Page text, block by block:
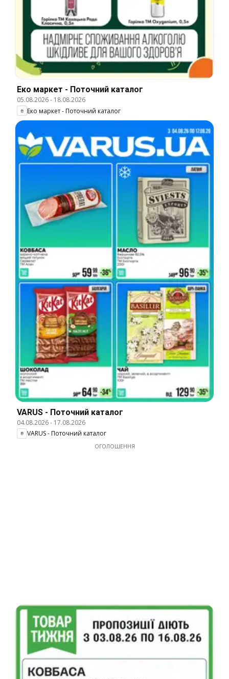
Еко маркет - Поточний каталог
05.08.2026- 18.08.2026
Еко маркет - Поточний каталог
VARUS - Поточний каталог
04.08.2026- 17.08.2026
VARUS - Поточний каталог
ОГОЛОШЕННЯ